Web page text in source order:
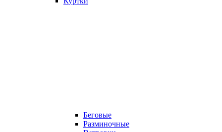
Беговые
Разминочные